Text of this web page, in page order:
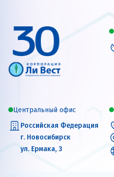
Центральный офис
Российская Федерация
г. Новосибирск
ул. Ермака, 3